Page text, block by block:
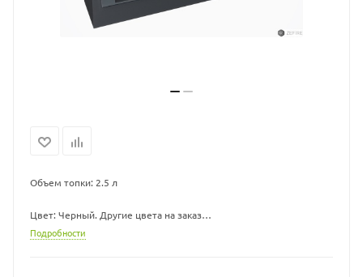
Объем топки: 2.5 л
Цвет: Черный. Другие цвета на заказ
Подробности